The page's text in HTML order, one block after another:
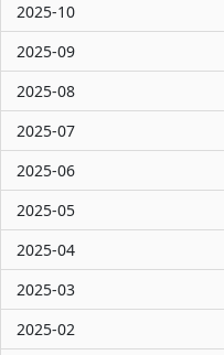
2025-10
2025-09
2025-08
2025-07
2025-06
2025-05
2025-04
2025-03
2025-02